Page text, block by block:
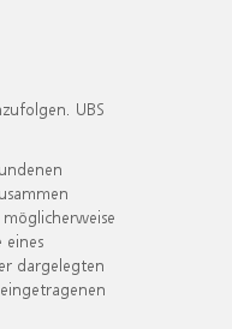
UBS
dargelegten